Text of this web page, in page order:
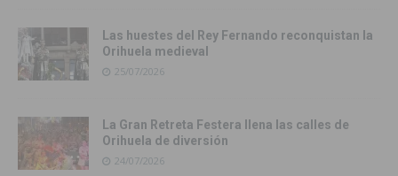
Las huestes del Rey Fernando reconquistan la
Orihuela medieval
25/07/2026
La Gran Retreta Festera llena las calles de
Orihuela de diversión
24/07/2026